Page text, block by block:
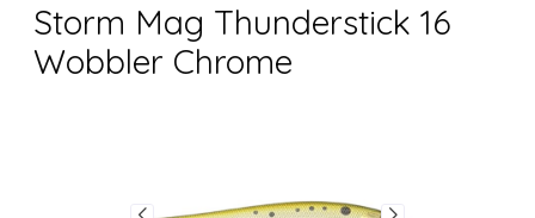
Storm Mag Thunderstick 16
Wobbler Chrome